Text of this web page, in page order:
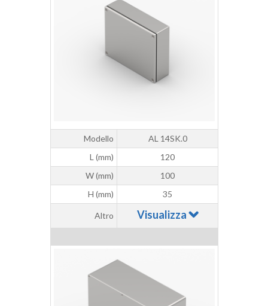
Modello
AL 14SK.0
L (mm)
120
W (mm)
100
H (mm)
35
Altro Visualizza